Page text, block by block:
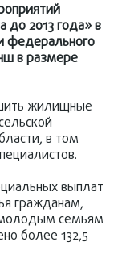
до 2013 года» в
федерального
в размере
жилищные
в том
выплат
гражданам,
семьям
более 132,5